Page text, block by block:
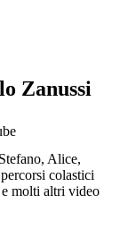
Zanussi
Alice,
colastici
molti altri video